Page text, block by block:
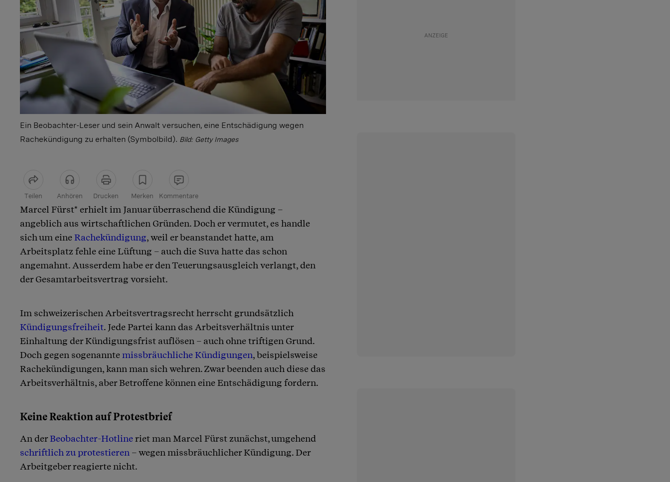
Ein Beobachter-Leser und sein Anwalt versuchen, eine Entschädigung wegen
Rachekündigung zu erhalten (Symbolbild). Bild: Getty Images
Teilen Anhören Drucken Merken Kommentare
Artikel teilen
Marcel Fürst* erhielt im Januar überraschend die Kündigung –
angeblich aus wirtschaftlichen Gründen. Doch er vermutet, es handle
sich um eineRachekündigung, weil er beanstandet hatte, am
Arbeitsplatz fehle eine Lüftung – auch die Suva hatte das schon
angemahnt. Ausserdem habe er den Teuerungsausgleich verlangt, den
der Gesamtarbeitsvertrag vorsieht.
Im schweizerischen Arbeitsvertragsrecht herrscht grundsätzlich
Kündigungsfreiheit. Jede Partei kann das Arbeitsverhältnis unter
Einhaltung der Kündigungsfrist auflösen – auch ohne triftigen Grund.
Doch gegen sogenanntemissbräuchliche Kündigungen, beispielsweise
Rachekündigungen, kann man sich wehren. Zwar beenden auch diese das
Arbeitsverhältnis, aber Betroffene können eine Entschädigung fordern.
Keine Reaktion auf Protestbrief
An derBeobachter-Hotlineriet man Marcel Fürst zunächst, umgehend
schriftlich zu protestieren – wegen missbräuchlicher Kündigung. Der
Arbeitgeber reagierte nicht.